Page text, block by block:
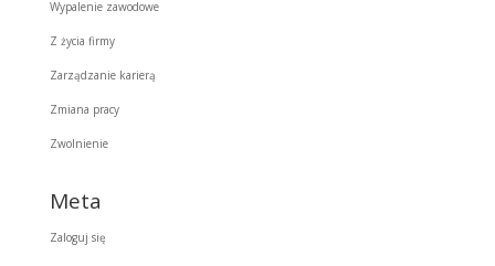
Wypalenie zawodowe
Z życia firmy
Zarządzanie karierą
Zmiana pracy
Zwolnienie
Meta
Zaloguj się